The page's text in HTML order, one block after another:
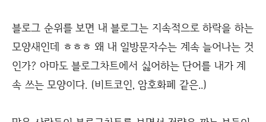
블로그 순위를 보면 내 블로그는 지속적으로 하락을 하는
모양새인데 ㅎㅎㅎ 왜 내 일방문자수는 계속 늘어나는 것
인가? 아마도 블로그차트에서 싫어하는 단어를 내가 계
속 쓰는 모양이다. (비트코인, 암호화폐 같은..)